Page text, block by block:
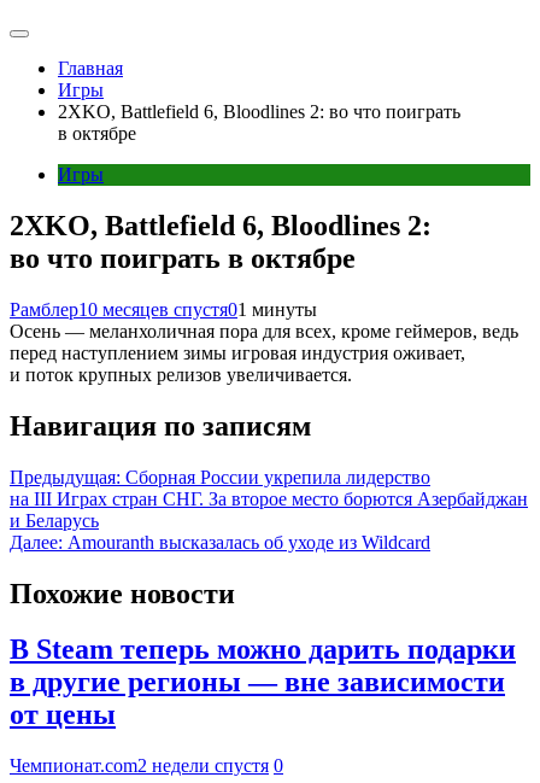
Главная
Игры
2XKO, Battlefield 6, Bloodlines 2: во что поиграть
в октябре
Игры
2XKO, Battlefield 6, Bloodlines 2:
во что поиграть в октябре
Рамблер10 месяцев спустя01 минуты
Осень — меланхоличная пора для всех, кроме геймеров, ведь
перед наступлением зимы игровая индустрия оживает,
и поток крупных релизов увеличивается.
Навигация по записям
Предыдущая: Сборная России укрепила лидерство
на III Играх стран СНГ. За второе место борются Азербайджан
и Беларусь
Далее: Amouranth высказалась об уходе из Wildcard
Похожие новости
В Steam теперь можно дарить подарки
в другие регионы — вне зависимости
от цены
Чемпионат.com2 недели спустя 0